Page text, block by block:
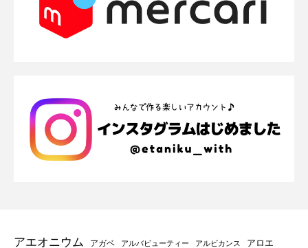
アエオニウム アガベ アルバビューティー アルビカンス アロエ